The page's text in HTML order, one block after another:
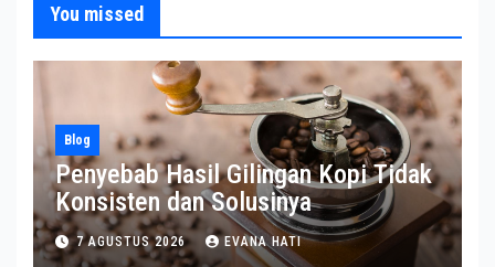
You missed
Blog
Penyebab Hasil Gilingan Kopi Tidak
Konsisten dan Solusinya
7 AGUSTUS 2026 EVANA HATI